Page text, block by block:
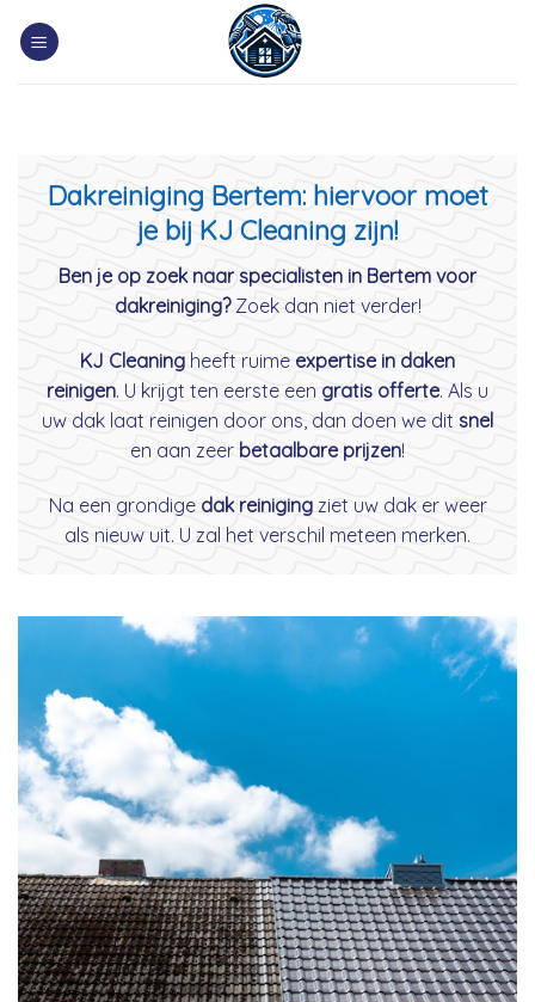
Dakreiniging Bertem: hiervoor moet
je bij KJ Cleaning zijn!
Ben je op zoek naar specialisten in Bertem voor
dakreiniging?Zoek dan niet verder!
KJ Cleaning heeft ruime expertise in daken
reinigen. U krijgt ten eerste een gratis offerte. Als u
uw dak laat reinigen door ons, dan doen we dit snel
en aan zeer betaalbare prijzen!
Na een grondige dak reinigingziet uw dak er weer
als nieuw uit. U zal het verschil meteen merken.